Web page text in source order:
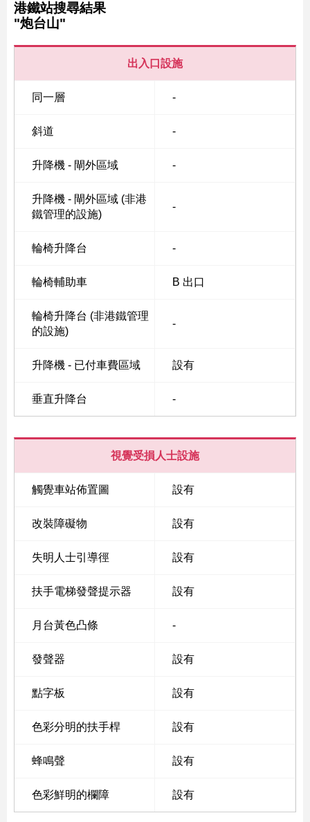
Content
港鐵站搜尋結果
"炮台山"
出入口設施
同一層 -
斜道 -
升降機 - 閘外區域 -
升降機 - 閘外區域 (非港
鐵管理的設施)
-
輪椅升降台 -
輪椅輔助車 B 出口
輪椅升降台 (非港鐵管理
的設施)
-
升降機 - 已付車費區域 設有
垂直升降台 -
視覺受損人士設施
觸覺車站佈置圖 設有
改裝障礙物 設有
失明人士引導徑 設有
扶手電梯發聲提示器 設有
月台黃色凸條 -
發聲器 設有
點字板 設有
色彩分明的扶手桿 設有
蜂鳴聲 設有
色彩鮮明的欄障 設有